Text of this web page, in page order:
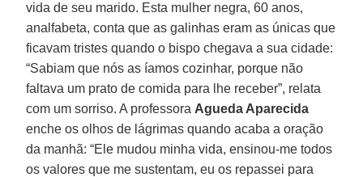
vida de seu marido. Esta mulher negra, 60 anos,
analfabeta, conta que as galinhas eram as únicas que
ficavam tristes quando o bispo chegava a sua cidade:
“Sabiam que nós as íamos cozinhar, porque não
faltava um prato de comida para lhe receber”, relata
com um sorriso. A professora Agueda Aparecida
enche os olhos de lágrimas quando acaba a oração
da manhã: “Ele mudou minha vida, ensinou-me todos
os valores que me sustentam, eu os repassei para